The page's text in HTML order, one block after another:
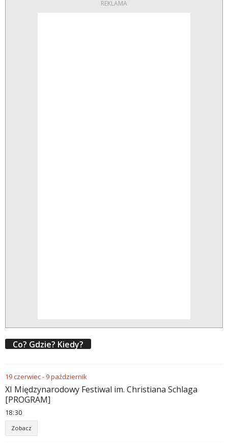
REKLAMA
Co? Gdzie? Kiedy?
19czerwiec- 9październik
XI Międzynarodowy Festiwal im. Christiana Schlaga
[PROGRAM]
18:30
Zobacz